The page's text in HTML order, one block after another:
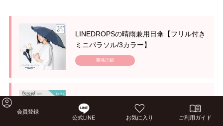
LINEDROPSの晴雨兼用日傘【フリル付き
ミニパラソル/3カラー】
商品詳細
たたみ日傘【ブラインドシャドウ】
会員登録
公式LINE
お気に入り ご利用ガイド